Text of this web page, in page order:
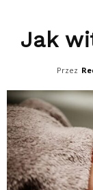
Jak
Przez